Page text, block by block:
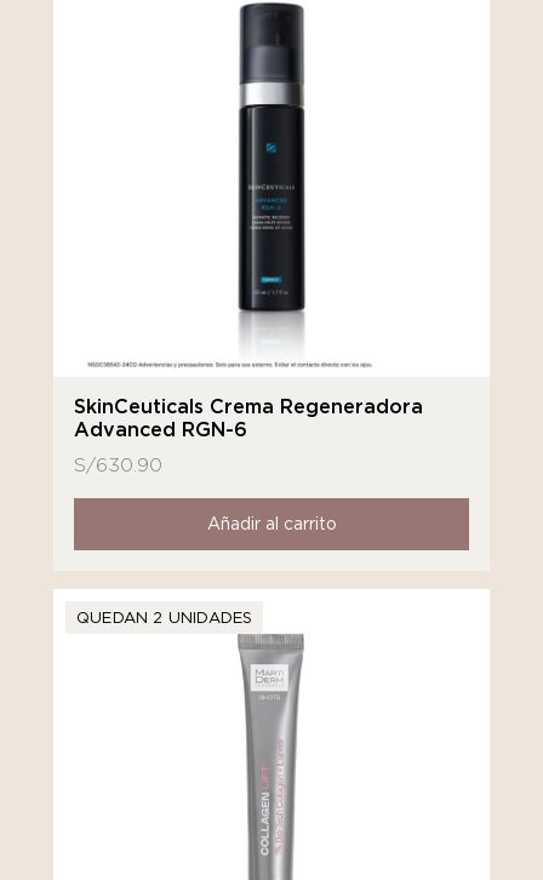
SkinCeuticals Crema Regeneradora
Advanced RGN-6
S/630.90
Añadir al carrito
QUEDAN 2 UNIDADES